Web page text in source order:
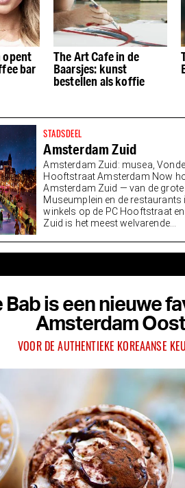
opent
bar
The Art Cafe in de
Baarsjes: kunst
bestellen als koffie
STADSDEEL
Amsterdam Zuid
Amsterdam Zuid: musea,
Hooftstraat Amsterdam Now
Amsterdam Zuid — van de
Museumplein en de restaurants
winkels op de PC Hooftstraat
Zuid is het meest welvarende...
Bab is een nieuwe
Amsterdam Oost
VOOR DE AUTHENTIEKE KOREAANSE